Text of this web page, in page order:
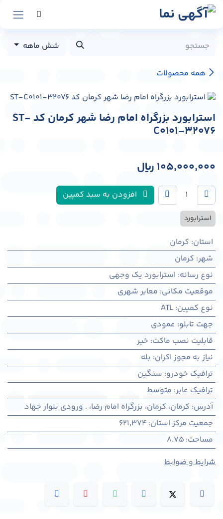
پرش به محتوا
همه محصولات
شش ماهه
استرابورد بزرگراه امام رضا شهر کرمان کد ST-
C0101-32076
105,000,000 ﷼
افزودن به سبد کمپین
استرابورد
استان: کرمان
شهر: كرمان
نوع رسانه: استرابورد یک وجهی
موقعیت مکانی: معابر شهری
نوع کمپین:
ATL
جهت تابلو: عمودی
قابلیت نصب ماکت: خیر
نیاز به مجوز اکران: بله
ترافیک خودرو: سنگین
ترافیک عابر: متوسط
آدرس: کرمان، كرمان، بزرگراه امام رضا، . ورودی بلوار جهاد
جمعیت مرکز استان:
621,374
مساحت:
8.75
شرایط و ضوابط